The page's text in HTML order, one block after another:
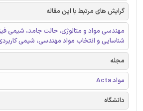
گرایش های مرتبط با این مقاله
مهندسی مواد و متالوژی، حالت جامد، شیمی
شناسایی و انتخاب مواد مهندسی، شیمی
مجله
مواد Acta
دانشگاه